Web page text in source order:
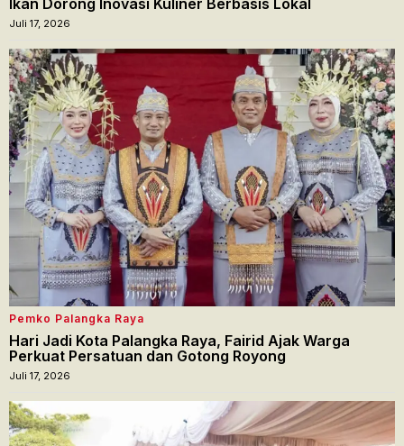
Ikan Dorong Inovasi Kuliner Berbasis Lokal
Juli 17, 2026
Pemko Palangka Raya
Hari Jadi Kota Palangka Raya, Fairid Ajak Warga
Perkuat Persatuan dan Gotong Royong
Juli 17, 2026